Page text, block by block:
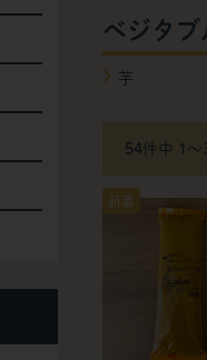
ベジタブ
芋
54件中 1〜